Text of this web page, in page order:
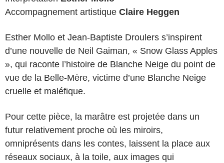
Accompagnement artistique Claire Heggen
Esther Mollo et Jean-Baptiste Droulers s’inspirent
d’une nouvelle de Neil Gaiman, « Snow Glass Apples
», qui raconte l’histoire de Blanche Neige du point de
vue de la Belle-Mère, victime d’une Blanche Neige
cruelle et maléfique.
Pour cette pièce, la marâtre est projetée dans un
futur relativement proche où les miroirs,
omniprésents dans les contes, laissent la place aux
réseaux sociaux, à la toile, aux images qui